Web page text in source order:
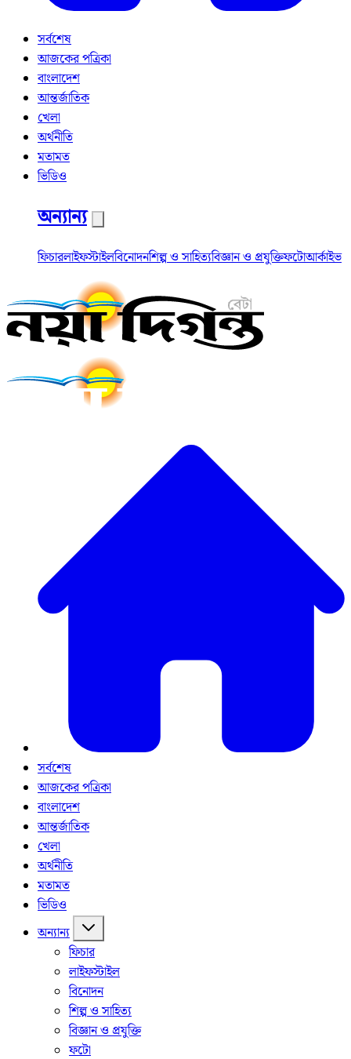
সর্বশেষ
আজকের পত্রিকা
বাংলাদেশ
আন্তর্জাতিক
খেলা
অর্থনীতি
মতামত
ভিডিও
অন্যান্য
ফিচারলাইফস্টাইলবিনোদনশিল্প ও সাহিত্যবিজ্ঞান ও প্রযুক্তিফটোআর্কাইভ
সর্বশেষ
আজকের পত্রিকা
বাংলাদেশ
আন্তর্জাতিক
খেলা
অর্থনীতি
মতামত
ভিডিও
অন্যান্য
ফিচার
লাইফস্টাইল
বিনোদন
শিল্প ও সাহিত্য
বিজ্ঞান ও প্রযুক্তি
ফটো